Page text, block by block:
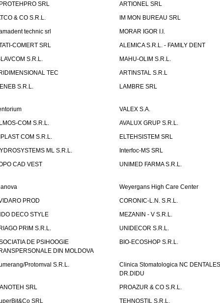
SRL
ARTIONEL SRL
& CO S.R.L.
IM MON BUREAU SRL
technic srl
MORAR IGOR I.I.
COMERT SRL
ALEMICA S.R.L. - FAMILY DENT
S.R.L.
MAHU-OLIM S.R.L.
TEC
ARTINSTAL S.R.L
S.R.L.
LAMBRE SRL
VALEX S.A.
COM S.R.L.
AVALUX GRUP S.R.L.
COM S.R.L.
ELTEHSISTEM SRL
ML S.R.L.
Interfoc-MS SRL
CAD VEST
UNIMED FARMA S.R.L.
Weyergans High Care Center
PROD
CORONIC-L.N. S.R.L.
DECO STYLE
MEZANIN - V S.R.L.
PRIM S.R.L.
UNIDECOR S.R.L.
DE PSIHOOGIE
DIN MOLDOVA
BIO-ECOSHOP S.R.L.
Protomval S.R.L.
Clinica Stomatologica NC DENTALES
DR.DIDU
SRL
PROAZUR & CO S.R.L.
SRL
TEHNOSTIL S.R.L.